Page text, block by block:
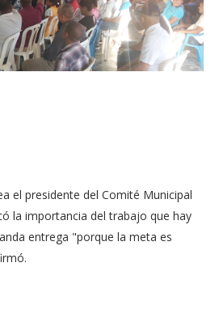
el presidente del Comité Municipal
la importancia del trabajo que hay
entrega "porque la meta es